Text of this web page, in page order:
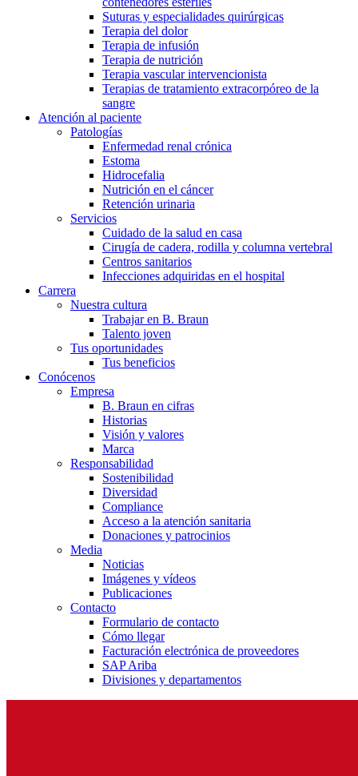
Suturas y especialidades quirúrgicas
Terapia del dolor
Terapia de infusión
Terapia de nutrición
Terapia vascular intervencionista
Terapias de tratamiento extracorpóreo de la
sangre
Atención al paciente
Patologías
Enfermedad renal crónica
Estoma
Hidrocefalia
Nutrición en el cáncer
Retención urinaria
Servicios
Cuidado de la salud en casa
Cirugía de cadera, rodilla y columna vertebral
Centros sanitarios
Infecciones adquiridas en el hospital
Carrera
Nuestra cultura
Trabajar en B. Braun
Talento joven
Tus oportunidades
Tus beneficios
Conócenos
Empresa
B. Braun en cifras
Historias
Visión y valores
Marca
Responsabilidad
Sostenibilidad
Diversidad
Compliance
Acceso a la atención sanitaria
Donaciones y patrocinios
Media
Noticias
Imágenes y vídeos
Publicaciones
Contacto
Formulario de contacto
Cómo llegar
Facturación electrónica de proveedores
SAP Ariba
Divisiones y departamentos